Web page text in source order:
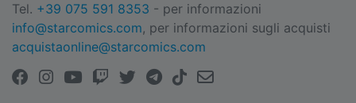
Tel. +39 075 591 8353 - per informazioni
info@starcomics.com, per informazioni sugli acquisti
acquistaonline@starcomics.com